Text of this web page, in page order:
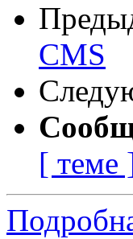
CMS
[ теме